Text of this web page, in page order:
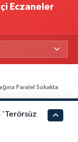
Eczaneler
Paralel Sokakta
'Terörsüz